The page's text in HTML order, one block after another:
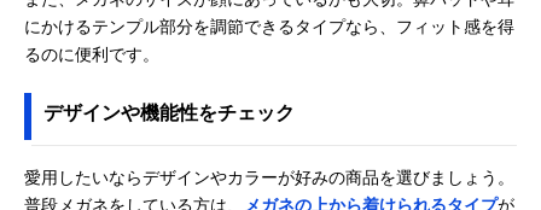
にかけるテンプル部分を調節できるタイプなら、フィット感を得
るのに便利です。
デザインや機能性をチェック
愛用したいならデザインやカラーが好みの商品を選びましょう。
普段メガネをしている方は、
メガネの上から着けられるタイプが